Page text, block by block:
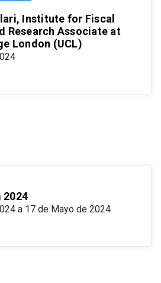
Institute for Fiscal
Research Associate at
London (UCL)
2024
a 17 de Mayo de 2024